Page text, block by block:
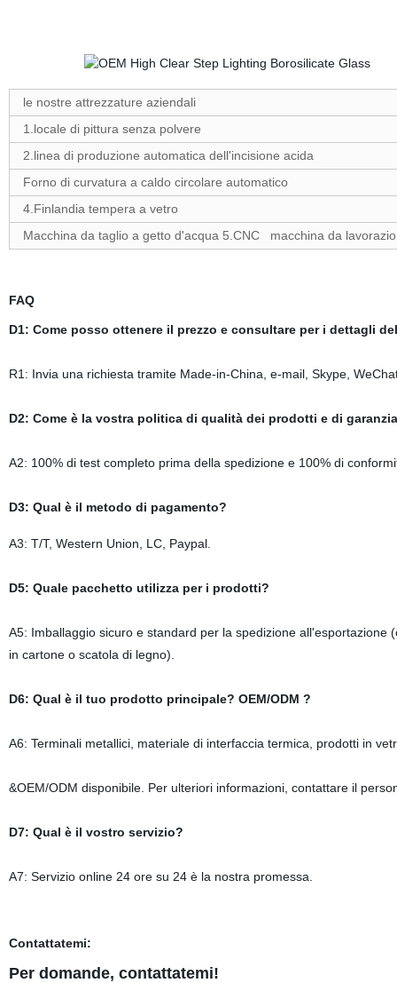
le nostre attrezzature aziendali
1.locale di pittura senza polvere
2.linea di produzione automatica dell'incisione acida
Forno di curvatura a caldo circolare automatico
4.Finlandia tempera a vetro
Macchina da taglio a getto d'acqua 5.CNC macchina da
FAQ
D1: Come posso ottenere il prezzo e consultare per i dettagli
R1: Invia una richiesta tramite Made-in-China, e-mail, Skype,
D2: Come è la vostra politica di qualità dei prodotti e di
A2: 100% di test completo prima della spedizione e 100% di
D3: Qual è il metodo di pagamento?
A3: T/T, Western Union, LC, Paypal.
D5: Quale pacchetto utilizza per i prodotti?
A5: Imballaggio sicuro e standard per la spedizione
in cartone o scatola di legno).
D6: Qual è il tuo prodotto principale? OEM/ODM ?
A6: Terminali metallici, materiale di interfaccia termica, prodotti in
&OEM/ODM disponibile. Per ulteriori informazioni, contattare il
D7: Qual è il vostro servizio?
A7: Servizio online 24 ore su 24 è la nostra promessa.
Contattatemi:
Per domande, contattatemi!